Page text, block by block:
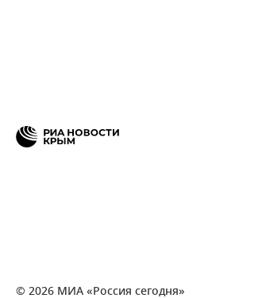
© 2026 МИА «Россия сегодня»